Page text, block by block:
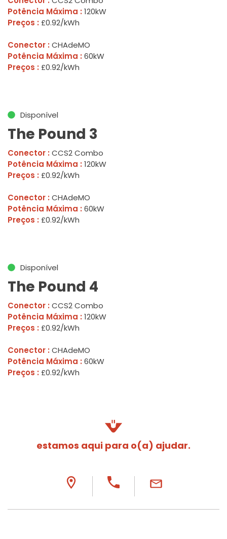
Potência Máxima : 120kW
Preços : £0.92/kWh
Conector : CHAdeMO
Potência Máxima : 60kW
Preços : £0.92/kWh
Disponível
The Pound 3
Conector : CCS2 Combo
Potência Máxima : 120kW
Preços : £0.92/kWh
Conector : CHAdeMO
Potência Máxima : 60kW
Preços : £0.92/kWh
Disponível
The Pound 4
Conector : CCS2 Combo
Potência Máxima : 120kW
Preços : £0.92/kWh
Conector : CHAdeMO
Potência Máxima : 60kW
Preços : £0.92/kWh
estamos aqui para o(a) ajudar.